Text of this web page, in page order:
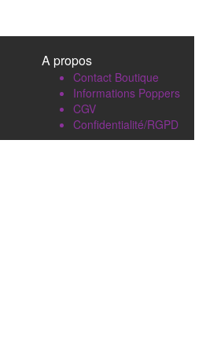
A propos
Contact Boutique
Informations Poppers
CGV
Confidentialité/RGPD